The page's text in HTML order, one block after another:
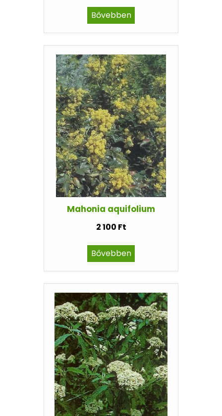
Bővebben
Mahonia aquifolium
2 100 Ft
Bővebben